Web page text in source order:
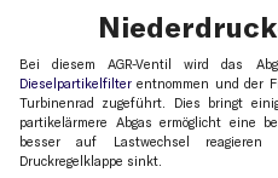
Bei diesem AGR-Ventil wird das
Dieselpartikelfilter entnommen und der
Turbinenrad zugeführt. Dies bringt
partikelärmere Abgas ermöglicht eine
besser auf Lastwechsel
Druckregelklappe sinkt.